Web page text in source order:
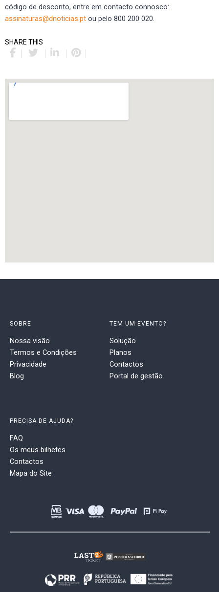
código de desconto, entre em contacto connosco:
assinaturas@dnoticias.pt ou pelo 800 200 020.
SHARE THIS
SOBRE
Nossa visão
Termos e Condições
Privacidade
Blog
TEM UM EVENTO?
Solução
Planos
Contactos
Portal de gestão
PRECISA DE AJUDA?
FAQ
Os meus bilhetes
Contactos
Mapa do Site